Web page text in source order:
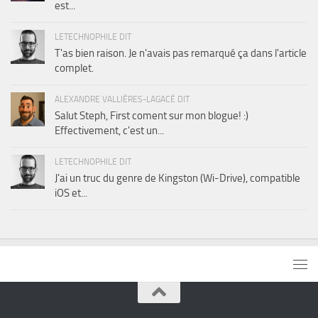
est...
LETECHNOPHILE DIT
T'as bien raison. Je n'avais pas remarqué ça dans l'article
complet.
ALEXANDRE VALLIÈRES-LAGACÉ DIT
Salut Steph, First coment sur mon blogue! :)
Effectivement, c'est un...
LETECHNOPHILE DIT
J'ai un truc du genre de Kingston (Wi-Drive), compatible
iOS et...